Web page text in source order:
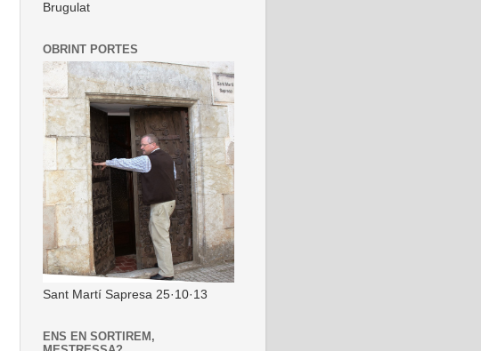
Brugulat
OBRINT PORTES
Sant Martí Sapresa 25·10·13
ENS EN SORTIREM,